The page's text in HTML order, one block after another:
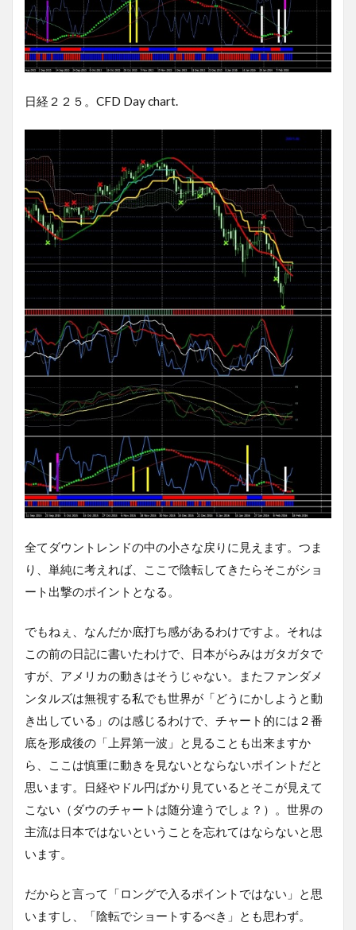
日経２２５。CFD Day chart.
全てダウントレンドの中の小さな戻りに見えます。つま
り、単純に考えれば、ここで陰転してきたらそこがショ
ート出撃のポイントとなる。
でもねぇ、なんだか底打ち感があるわけですよ。それは
この前の日記に書いたわけで、日本がらみはガタガタで
すが、アメリカの動きはそうじゃない。またファンダメ
ンタルズは無視する私でも世界が「どうにかしようと動
き出している」のは感じるわけで、チャート的には２番
底を形成後の「上昇第一波」と見ることも出来ますか
ら、ここは慎重に動きを見ないとならないポイントだと
思います。日経やドル円ばかり見ているとそこが見えて
こない（ダウのチャートは随分違うでしょ？）。世界の
主流は日本ではないということを忘れてはならないと思
います。
だからと言って「ロングで入るポイントではない」と思
いますし、「陰転でショートするべき」とも思わず。